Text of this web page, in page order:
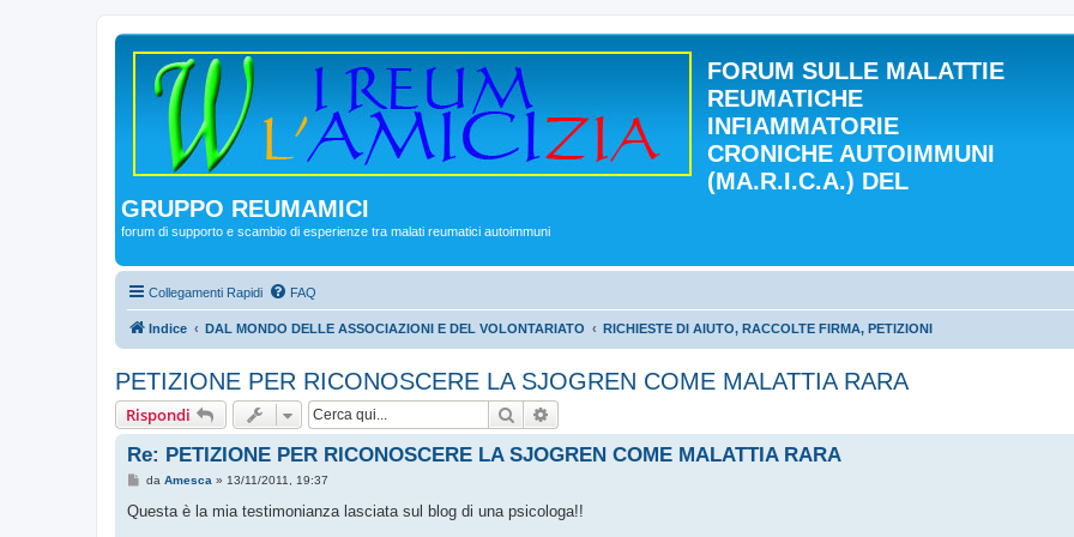
FORUM SULLE MALATTIE
REUMATICHE
INFIAMMATORIE
CRONICHE AUTOIMMUNI
(MA.R.I.C.A.) DEL
GRUPPO REUMAMICI
forum di supporto e scambio di esperienze tra malati reumatici autoimmuni
Collegamenti Rapidi FAQ
Indice DAL MONDO DELLE ASSOCIAZIONI E DEL VOLONTARIATO RICHIESTE DI AIUTO, RACCOLTE FIRMA, PETIZIONI
PETIZIONE PER RICONOSCERE LA SJOGREN COME MALATTIA RARA
Rispondi Cerca
Re: PETIZIONE PER RICONOSCERE LA SJOGREN COME MALATTIA RARA
M
s
da Amesca » 13/11/2011, 19:37
Questa è la mia testimonianza lasciata sul blog di una psicologa!!